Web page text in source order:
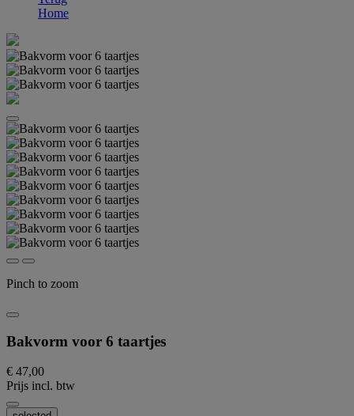
Home
Pinch to zoom
Bakvorm voor 6 taartjes
€ 47,00
Prijs incl. btw